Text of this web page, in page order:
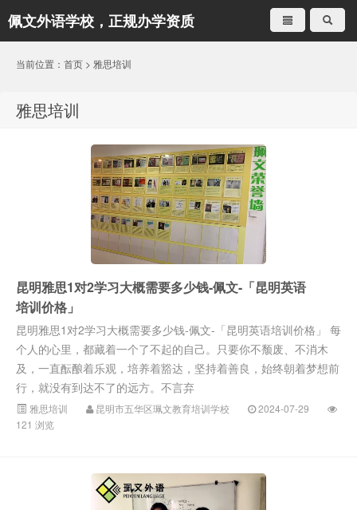
佩文外语学校，正规办学资质
就是不一样
当前位置： 首页 > 雅思培训
雅思培训
昆明雅思1对2学习大概需要多少钱-佩文-「昆明英语
培训价格」
昆明雅思1对2学习大概需要多少钱-佩文-「昆明英语培训价格」 每
个人的心里，都藏着一个了不起的自己。只要你不颓废、不消木
及，一直酝酿着乐观，培养着豁达，坚持着善良，始终朝着梦想前
行，就没有到达不了的远方。不言弃
雅思培训 昆明市五华区珮文教育培训学校
2024-07-29
121 浏览